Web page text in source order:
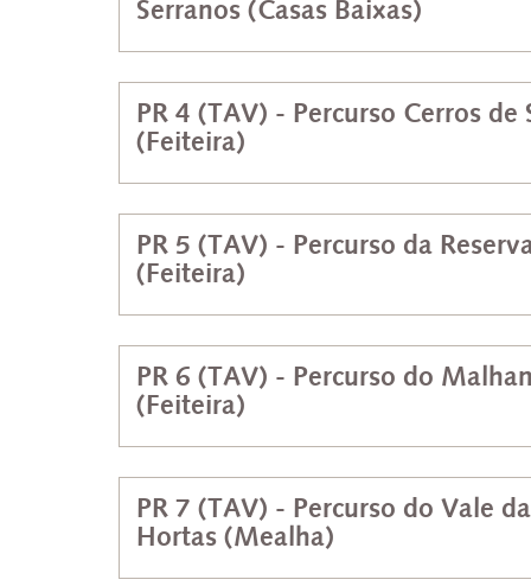
Serranos (Casas Baixas)
PR 4 (TAV) - Percurso Cerros de
(Feiteira)
PR 5 (TAV) - Percurso da
(Feiteira)
PR 6 (TAV) - Percurso do
(Feiteira)
PR 7 (TAV) - Percurso do Vale
Hortas (Mealha)